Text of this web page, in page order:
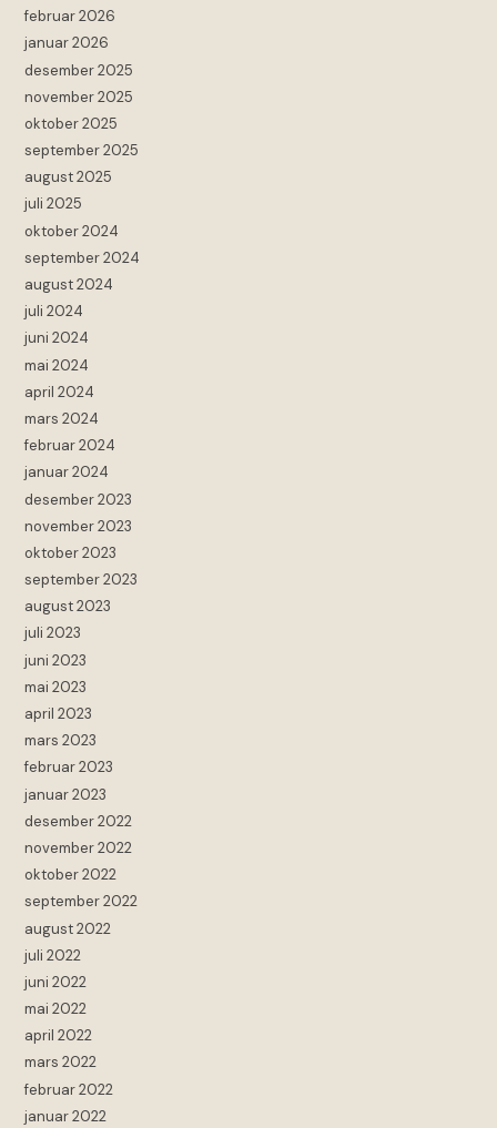
februar 2026
januar 2026
desember 2025
november 2025
oktober 2025
september 2025
august 2025
juli 2025
oktober 2024
september 2024
august 2024
juli 2024
juni 2024
mai 2024
april 2024
mars 2024
februar 2024
januar 2024
desember 2023
november 2023
oktober 2023
september 2023
august 2023
juli 2023
juni 2023
mai 2023
april 2023
mars 2023
februar 2023
januar 2023
desember 2022
november 2022
oktober 2022
september 2022
august 2022
juli 2022
juni 2022
mai 2022
april 2022
mars 2022
februar 2022
januar 2022